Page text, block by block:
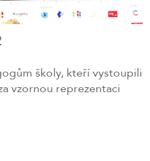
školy, kteří vystoupili
vzornou reprezentaci